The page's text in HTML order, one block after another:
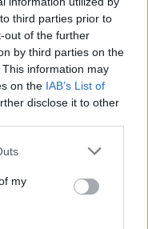
third parties prior to
out of the further
by third parties on the
This information may
on the IAB’s List of
disclose it to other
my
ευνοημένα
συχνότερα σε
και μικρότερων
αποτέλεσμα είναι
«ενδογενούς
και κοινωνικών
ανώτερων
κοινωνικά και
τους.